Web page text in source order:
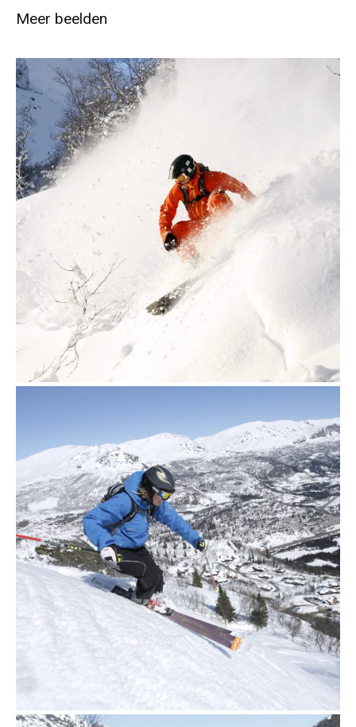
Meer beelden
18 november 2019
Snobrettkjoring-i-Hemsedal-
062008-99-0039- Foto_Nils-
Erik_Bjørholt
18 november 2019
Lossnokjoring-i-Hemsedal-052008-
99-0082- Foto_Nils-Erik_Bjørholt